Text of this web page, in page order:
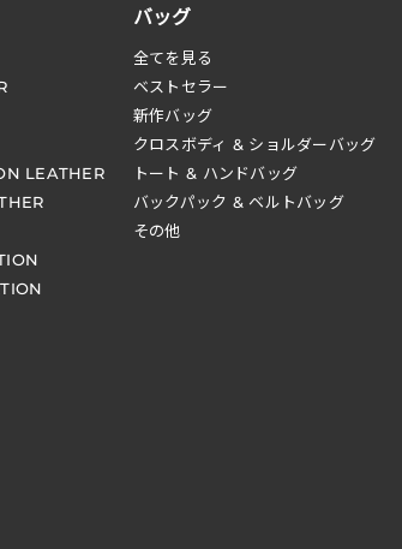
LEATHER
バッグ
全てを見る
ベストセラー
新作バッグ
クロスボディ & ショルダーバッグ
トート & ハンドバッグ
バックパック & ベルトバッグ
その他